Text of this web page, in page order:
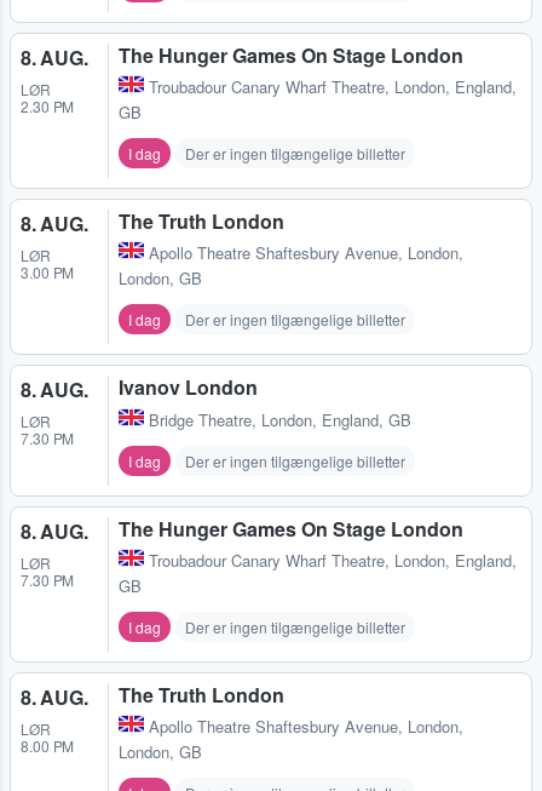
8. AUG.
LØR
2.30 PM
The Hunger Games On Stage London
Troubadour Canary Wharf Theatre, London, England,
GB
I dag Der er ingen tilgængelige billetter
8. AUG.
LØR
3.00 PM
The Truth London
Apollo Theatre Shaftesbury Avenue, London,
London, GB
I dag Der er ingen tilgængelige billetter
8. AUG.
LØR
7.30 PM
Ivanov London
Bridge Theatre, London, England, GB
I dag Der er ingen tilgængelige billetter
8. AUG.
LØR
7.30 PM
The Hunger Games On Stage London
Troubadour Canary Wharf Theatre, London, England,
GB
I dag Der er ingen tilgængelige billetter
8. AUG.
LØR
8.00 PM
The Truth London
Apollo Theatre Shaftesbury Avenue, London,
London, GB